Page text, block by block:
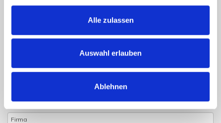
Alle zulassen
Auswahl erlauben
Ablehnen
einen Besichtigungstermin vereinbaren, dann füllen Sie
einfach das untenstehende Formular vollständig aus und
wir setzen uns schnellstmöglich mit Ihnen in Verbindung.